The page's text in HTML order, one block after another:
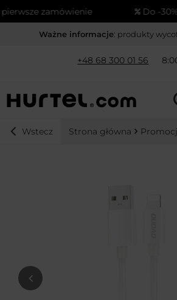
zamówienie Do -30%
Ważne informacje: produkty
+48 68 300 01 56
Wstecz Strona główna